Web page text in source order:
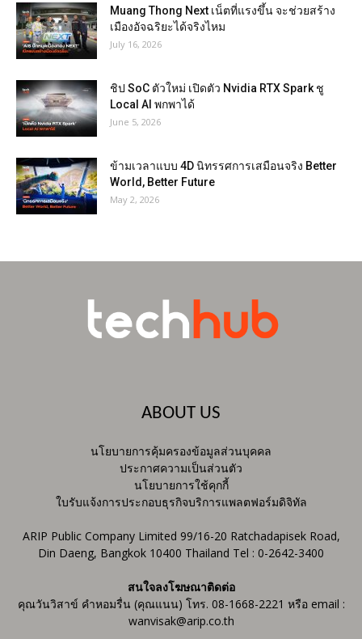
Muang Thong Next เน็ตที่แรงขึ้น จะช่วยสร้าง
เมืองอัจฉริยะได้จริงไหม
July 16, 2026
ชิป SoC ตัวใหม่ เปิดตัว Nvidia RTX Spark ชู
Local AI พกพาได้
June 5, 2026
ข้ามเวลาแบบ 4D นิทรรศการเสมือนจริง Better
World, Better Future
May 2, 2026
ABOUT US
นโยบายการคุ้มครองข้อมูลส่วนบุคคล
ประกาศความเป็นส่วนตัว
นโยบายการใช้คุกกี้
ใบรับแจ้งการประกอบธุรกิจบริการแพลตฟอร์มดิจิทัล
ARIP Public Company Limited 99/16-20 Ratchadapisek Road,
Din Daeng, Bangkok 10400 Thailand Tel : 0-2642-3400
สนใจลงโฆษณาติดต่อ
คุณวันวิสาข์ คำหอมรื่น (คุณแนน) โทร. 08-1668-2221 หรือ email :
wanvisak@arip.co.th